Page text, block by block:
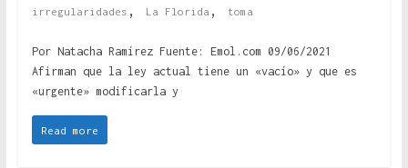
irregularidades , La Florida , toma
Por Natacha Ramírez Fuente: Emol.com 09/06/2021
Afirman que la ley actual tiene un «vacío» y que es
«urgente» modificarla y
Read more